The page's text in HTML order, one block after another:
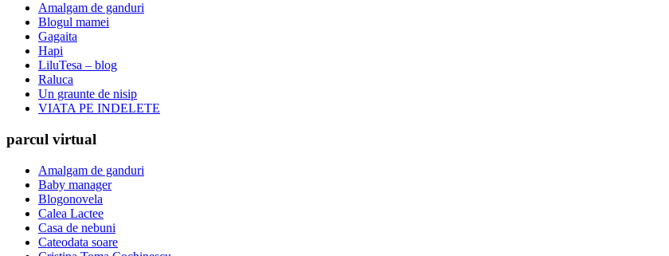
Amalgam de ganduri
Blogul mamei
Gagaita
Hapi
LiluTesa – blog
Raluca
Un graunte de nisip
VIATA PE INDELETE
parcul virtual
Amalgam de ganduri
Baby manager
Blogonovela
Calea Lactee
Casa de nebuni
Cateodata soare